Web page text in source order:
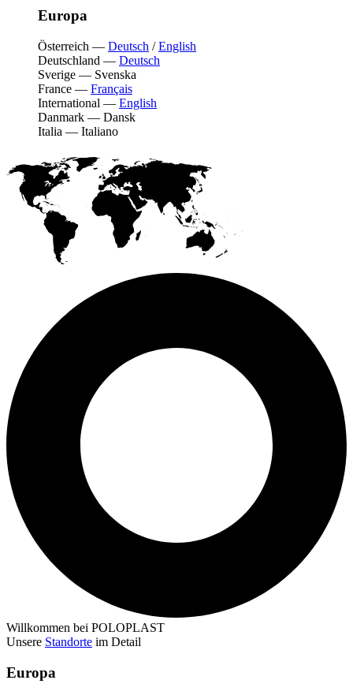
Europa
Österreich — Deutsch /English
Deutschland — Deutsch
Sverige — Svenska
France — Français
International — English
Danmark — Dansk
Italia — Italiano
Willkommen bei POLOPLAST
Unsere Standorte im Detail
Europa